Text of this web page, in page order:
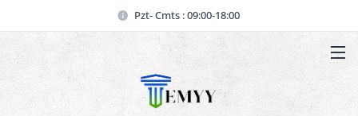
Pzt- Cmts : 09:00-18:00